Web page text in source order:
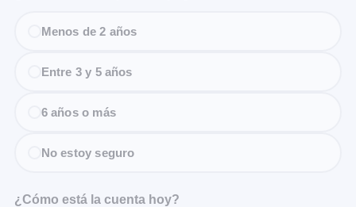
Menos de 2 años
Entre 3 y 5 años
6 años o más
No estoy seguro
¿Cómo está la cuenta hoy?